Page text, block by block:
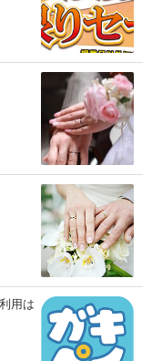
用は